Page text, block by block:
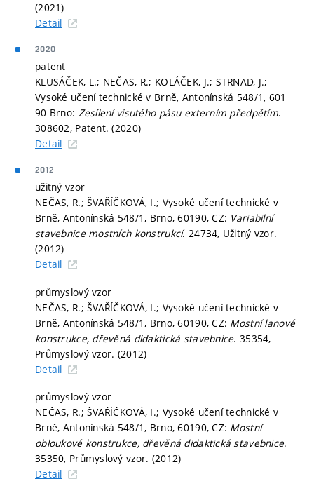
(2021)
Detail
2020
patent
KLUSÁČEK, L.; NEČAS, R.; KOLÁČEK, J.; STRNAD, J.;
Vysoké učení technické v Brně, Antonínská 548/1, 601
90 Brno: Zesílení visutého pásu externím předpětím.
308602, Patent. (2020)
Detail
2012
užitný vzor
NEČAS, R.; ŠVAŘÍČKOVÁ, I.; Vysoké učení technické v
Brně, Antonínská 548/1, Brno, 60190, CZ: Variabilní
stavebnice mostních konstrukcí. 24734, Užitný vzor.
(2012)
Detail
průmyslový vzor
NEČAS, R.; ŠVAŘÍČKOVÁ, I.; Vysoké učení technické v
Brně, Antonínská 548/1, Brno, 60190, CZ: Mostní lanové
konstrukce, dřevěná didaktická stavebnice. 35354,
Průmyslový vzor. (2012)
Detail
průmyslový vzor
NEČAS, R.; ŠVAŘÍČKOVÁ, I.; Vysoké učení technické v
Brně, Antonínská 548/1, Brno, 60190, CZ: Mostní
obloukové konstrukce, dřevěná didaktická stavebnice.
35350, Průmyslový vzor. (2012)
Detail